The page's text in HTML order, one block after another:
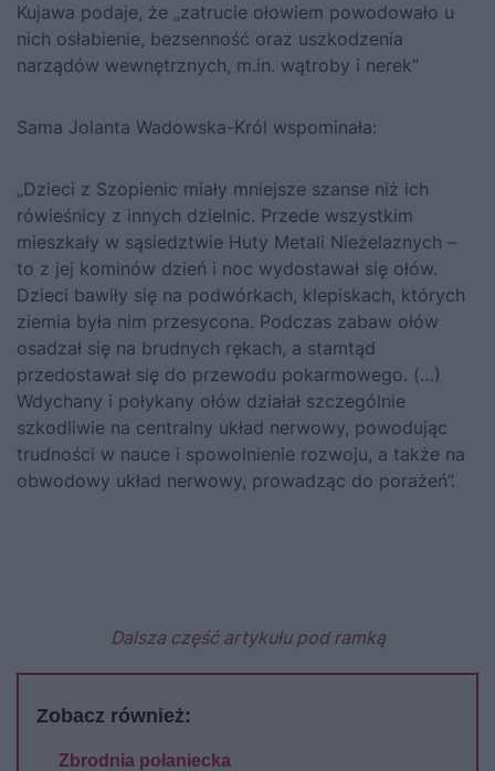
Kujawa podaje, że „zatrucie ołowiem powodowało u
nich osłabienie, bezsenność oraz uszkodzenia
narządów wewnętrznych, m.in. wątroby i nerek”
Sama Jolanta Wadowska-Król wspominała:
„Dzieci z Szopienic miały mniejsze szanse niż ich
rówieśnicy z innych dzielnic. Przede wszystkim
mieszkały w sąsiedztwie Huty Metali Nieżelaznych –
to z jej kominów dzień i noc wydostawał się ołów.
Dzieci bawiły się na podwórkach, klepiskach, których
ziemia była nim przesycona. Podczas zabaw ołów
osadzał się na brudnych rękach, a stamtąd
przedostawał się do przewodu pokarmowego. (…)
Wdychany i połykany ołów działał szczególnie
szkodliwie na centralny układ nerwowy, powodując
trudności w nauce i spowolnienie rozwoju, a także na
obwodowy układ nerwowy, prowadząc do porażeń”.
Dalsza część artykułu pod ramką
Zobacz również:
Zbrodnia połaniecka